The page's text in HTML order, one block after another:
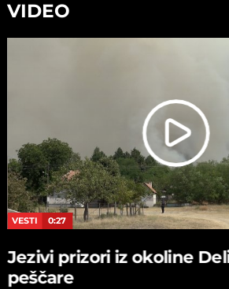
VIDEO
VESTI 0:27
Jezivi prizori iz okoline
peščare